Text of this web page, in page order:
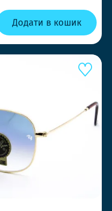
Додати в кошик
отримували
своїх клієнтів.